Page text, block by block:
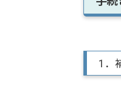
1．